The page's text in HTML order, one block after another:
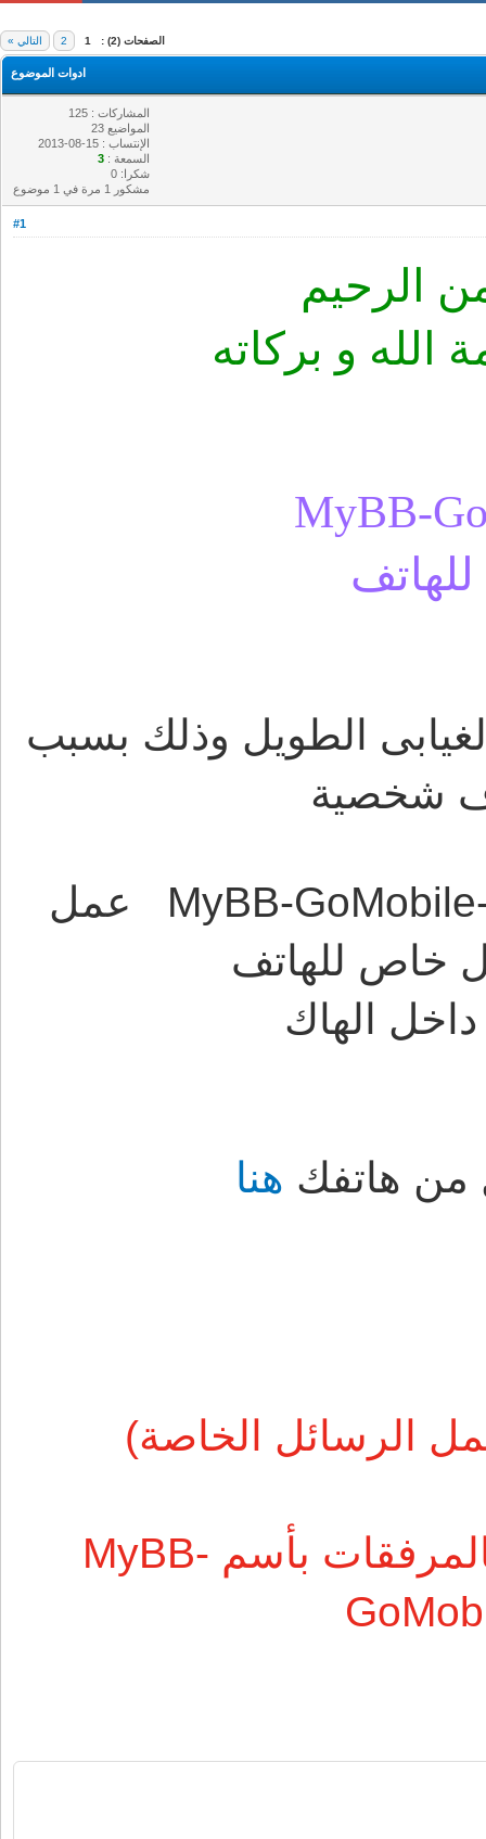
الصفحات (2) : التالي »
ادوات الموضوع
المشاركات : 125
المواضيع 23
الإنتساب : 15-08-2013
السمعة :3
شكرا: 0
مشكور 1 مرة في 1 موضوع
#1
الرحيم
و بركاته
MyBB-
الطويل وذلك بسبب
شخصية
معنا اليوم تعريب هاك MyBB-GoMobile-master عمل
خاص للهاتف
الهاك
من هاتفك هنا
الرسائل الخاصة)
تم التعديل و تحديث الملف بالمرفقات بأسم MyBB-